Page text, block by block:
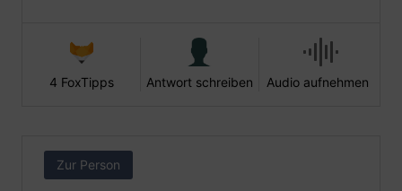
4 FoxTipps Antwort schreiben Audio aufnehmen
Zur Person